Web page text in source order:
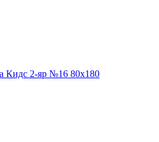
Кидс 2-яр №16 80х180